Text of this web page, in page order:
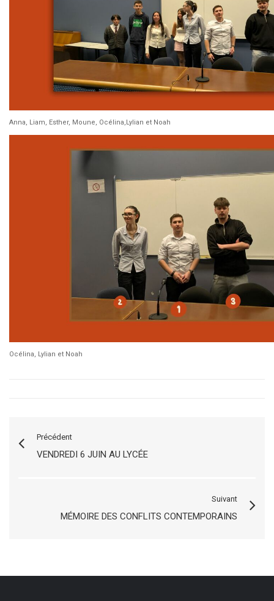
Anna, Liam, Esther, Moune, Océlina,Lylian et Noah
Océlina, Lylian et Noah
Précédent
VENDREDI 6 JUIN AU LYCÉE
Suivant
MÉMOIRE DES CONFLITS CONTEMPORAINS